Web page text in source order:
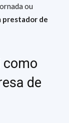
ou
prestador de
como
de